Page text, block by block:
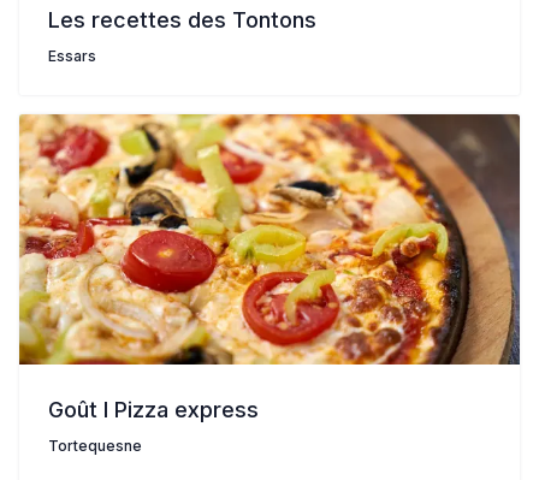
Les recettes des Tontons
Essars
Goût I Pizza express
Tortequesne